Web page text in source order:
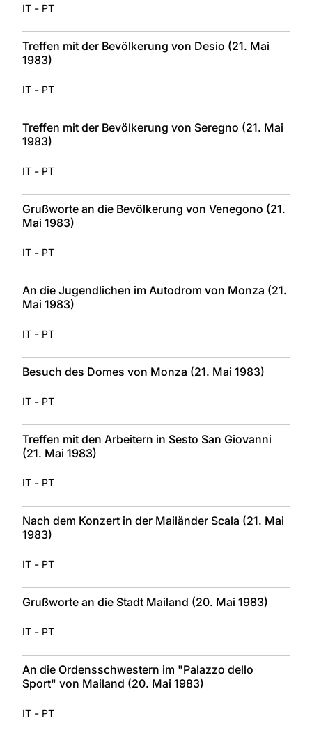
IT - PT
Treffen mit der Bevölkerung von Desio (21. Mai
1983)
IT - PT
Treffen mit der Bevölkerung von Seregno (21. Mai
1983)
IT - PT
Grußworte an die Bevölkerung von Venegono (21.
Mai 1983)
IT - PT
An die Jugendlichen im Autodrom von Monza (21.
Mai 1983)
IT - PT
Besuch des Domes von Monza (21. Mai 1983)
IT - PT
Treffen mit den Arbeitern in Sesto San Giovanni
(21. Mai 1983)
IT - PT
Nach dem Konzert in der Mailänder Scala (21. Mai
1983)
IT - PT
Grußworte an die Stadt Mailand (20. Mai 1983)
IT - PT
An die Ordensschwestern im "Palazzo dello
Sport" von Mailand (20. Mai 1983)
IT - PT